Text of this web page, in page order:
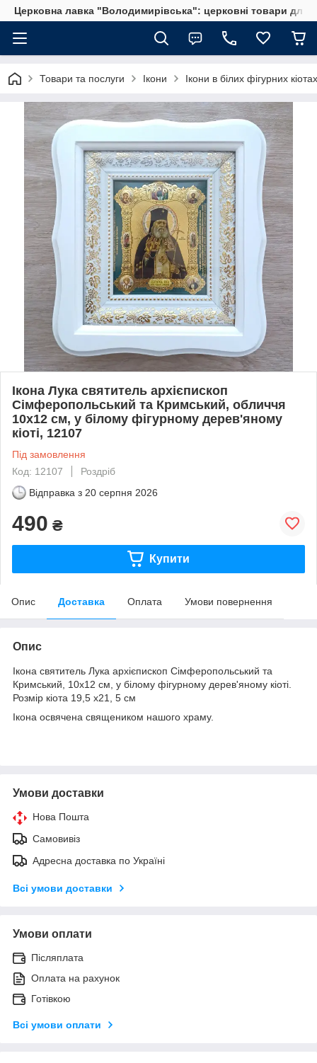
Церковна лавка "Володимирівська": церковні товари для
Товари та послуги Ікони Ікони в білих фігурних
Ікона Лука святитель архієпископ
Сімферопольський та Кримський, обличчя
10х12 см, у білому фігурному дерев'яному
кіоті, 12107
Під замовлення
Код: 12107
Роздріб
Відправка з 20 серпня 2026
490 ₴
Купити
Опис Доставка Оплата Умови повернення
Опис
Ікона святитель Лука архієпископ Сімферопольський та
Кримський, 10х12 см, у білому фігурному дерев'яному кіоті.
Розмір кіота 19,5 х21, 5 см
Ікона освячена священиком нашого храму.
Умови доставки
Нова Пошта
Самовивіз
Адресна доставка по Україні
Всі умови доставки
Умови оплати
Післяплата
Оплата на рахунок
Готівкою
Всі умови оплати